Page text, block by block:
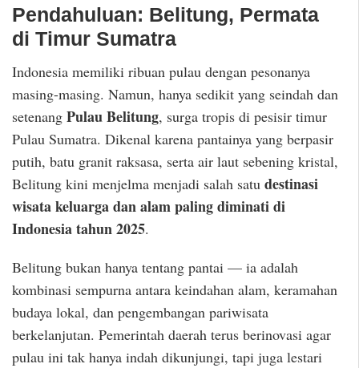
Pendahuluan: Belitung, Permata
di Timur Sumatra
Indonesia memiliki ribuan pulau dengan pesonanya
masing-masing. Namun, hanya sedikit yang seindah dan
setenang Pulau Belitung, surga tropis di pesisir timur
Pulau Sumatra. Dikenal karena pantainya yang berpasir
putih, batu granit raksasa, serta air laut sebening kristal,
Belitung kini menjelma menjadi salah satu destinasi
wisata keluarga dan alam paling diminati di
Indonesia tahun 2025.
Belitung bukan hanya tentang pantai — ia adalah
kombinasi sempurna antara keindahan alam, keramahan
budaya lokal, dan pengembangan pariwisata
berkelanjutan. Pemerintah daerah terus berinovasi agar
pulau ini tak hanya indah dikunjungi, tapi juga lestari